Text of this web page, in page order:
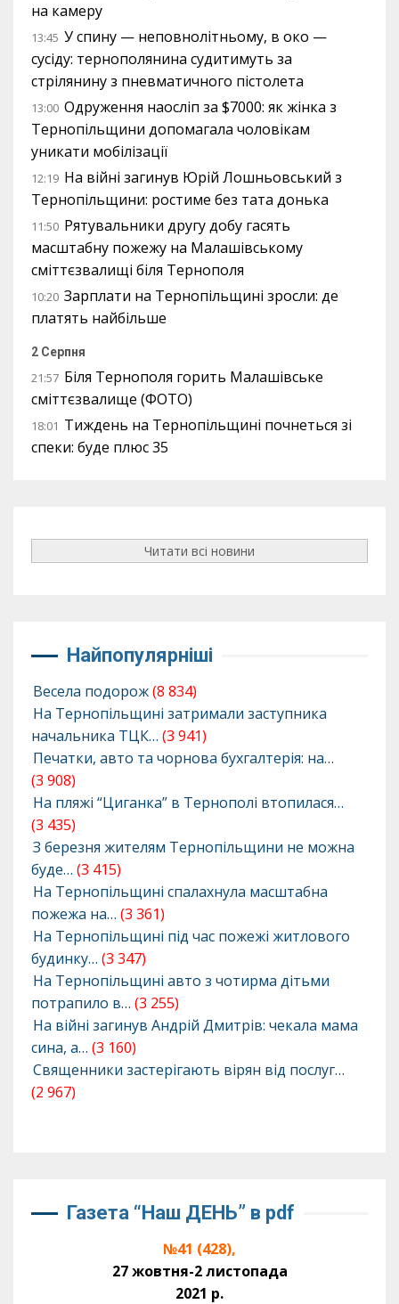
на камеру
13:45 У спину — неповнолітньому, в око —
сусіду: тернополянина судитимуть за
стрілянину з пневматичного пістолета
13:00 Одруження наосліп за $7000: як жінка з
Тернопільщини допомагала чоловікам
уникати мобілізації
12:19 На війні загинув Юрій Лошньовський з
Тернопільщини: ростиме без тата донька
11:50 Рятувальники другу добу гасять
масштабну пожежу на Малашівському
сміттєзвалищі біля Тернополя
10:20 Зарплати на Тернопільщині зросли: де
платять найбільше
2 Серпня
21:57 Біля Тернополя горить Малашівське
сміттєзвалище (ФОТО)
18:01 Тиждень на Тернопільщині почнеться зі
спеки: буде плюс 35
Читати всі новини
Найпопулярніші
Весела подорож(8 834)
На Тернопільщині затримали заступника
начальника ТЦК… (3 941)
Печатки, авто та чорнова бухгалтерія: на…
(3 908)
На пляжі “Циганка” в Тернополі втопилася…
(3 435)
З березня жителям Тернопільщини не можна
буде… (3 415)
На Тернопільщині спалахнула масштабна
пожежа на… (3 361)
На Тернопільщині під час пожежі житлового
будинку… (3 347)
На Тернопільщині авто з чотирма дітьми
потрапило в… (3 255)
На війні загинув Андрій Дмитрів: чекала мама
сина, а… (3 160)
Священники застерігають вірян від послуг…
(2 967)
Газета “Наш ДЕНЬ” в pdf
№41 (428),
27 жовтня-2 листопада
2021 р.